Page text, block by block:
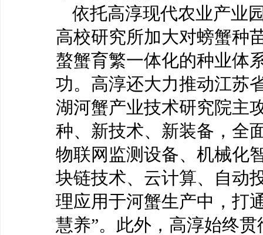
依托高淳现代农业产业
高校研究所加大对螃蟹种
螯蟹育繁一体化的种业体
功。高淳还大力推动江苏
湖河蟹产业技术研究院主
种、新技术、新装备，全
物联网监测设备、机械化
块链技术、云计算、自动
理应用于河蟹生产中，打
慧养”。此外，高淳始终